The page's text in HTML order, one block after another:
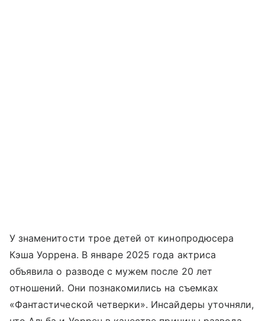
У знаменитости трое детей от кинопродюсера
Кэша Уоррена. В январе 2025 года актриса
объявила о разводе с мужем после 20 лет
отношений. Они познакомились на съемках
«Фантастической четверки». Инсайдеры уточняли,